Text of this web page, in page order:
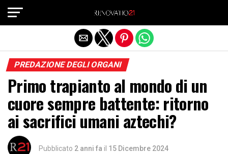
PREDAZIONE DEGLI ORGANI
Primo trapianto al mondo di un
cuore sempre battente: ritorno
ai sacrifici umani aztechi?
Pubblicato 2 anni fa il 15 Dicembre 2024
Exit mobile version